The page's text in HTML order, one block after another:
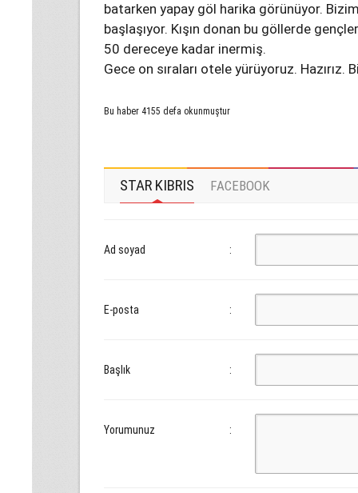
batarken yapay göl harika görünüyor.
başlaşıyor. Kışın donan bu göllerde
50 dereceye kadar inermiş.
Gece on sıraları otele yürüyoruz.
Bu haber 4155 defa okunmuştur
STAR KIBRIS FACEBOOK
Ad soyad :
E-posta :
Başlık :
Yorumunuz :